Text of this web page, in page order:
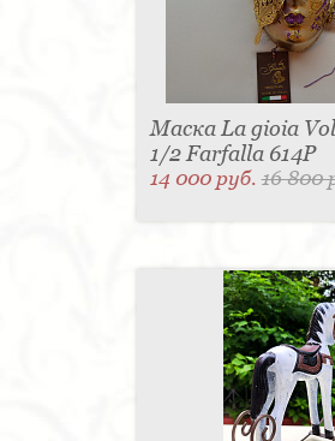
Маска La gioia
1/2 Farfalla 614P
14 000 руб.16 800